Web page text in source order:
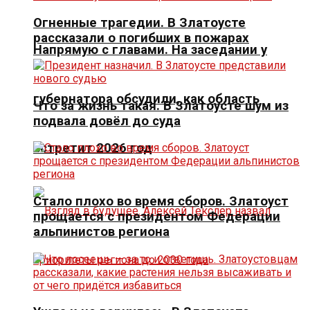
Напрямую с главами. На заседании у
губернатора обсудили, как область
встретит 2026 год
Огненные трагедии. В Златоусте
рассказали о погибших в пожарах
Что за жизнь такая. В Златоусте шум из
подвала довёл до суда
Стало плохо во время сборов. Златоуст
прощается с президентом Федерации
альпинистов региона